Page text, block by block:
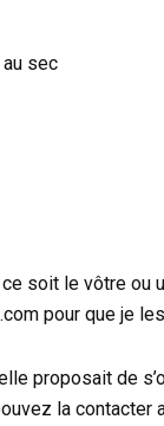
sec
soit le vôtre
pour que je
proposait de
la contacter